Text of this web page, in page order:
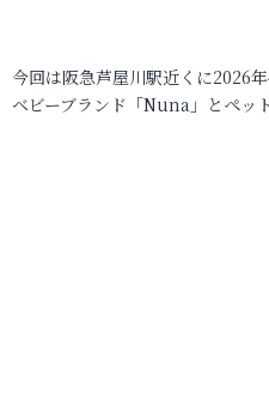
今回は阪急芦屋川駅近くに2026
ベビーブランド「Nuna」とペッ